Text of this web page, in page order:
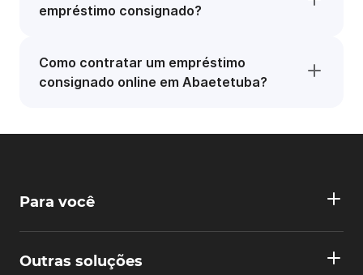
empréstimo consignado?
Como contratar um empréstimo
consignado online em Abaetetuba?
Para você
Outras soluções